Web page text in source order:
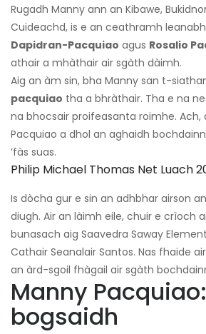
Rugadh Manny ann an Kibawe,
Cuideachd, is e an ceathramh
Dapidran-Pacquiao agus Rosalio
athair a mhàthair air sgàth dàimh.
Aig an àm sin, bha Manny san t-
pacquiao tha a bhràthair. Tha e na
na bhocsair proifeasanta roimhe. Ach,
Pacquiao a dhol an aghaidh
’fàs suas.
Philip Michael Thomas Net Luach
Is dòcha gur e sin an adhbhar airson
diugh. Air an làimh eile, chuir e crìoch
bunasach aig Saavedra Saway
Cathair Seanalair Santos. Nas fhaide
an àrd-sgoil fhàgail air sgàth
Manny
bogsaidh